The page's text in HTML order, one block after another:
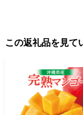
この返礼品を見て